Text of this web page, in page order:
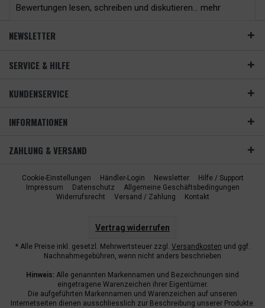
Bewertungen lesen, schreiben und diskutieren... mehr
NEWSLETTER
SERVICE & HILFE
KUNDENSERVICE
INFORMATIONEN
ZAHLUNG & VERSAND
Cookie-Einstellungen Händler-Login Newsletter
Hilfe / Support
Impressum
Datenschutz
Allgemeine Geschäftsbedingungen
Widerrufsrecht
Versand / Zahlung Kontakt
Vertrag widerrufen
* Alle Preise inkl. gesetzl. Mehrwertsteuer zzgl. Versandkosten und ggf.
Nachnahmegebühren, wenn nicht anders beschrieben
Hinweis: Alle genannten Markennamen und Bezeichnungen sind
eingetragene Warenzeichen ihrer Eigentümer.
Die aufgeführten Markennamen und Warenzeichen auf unseren
Internetseiten dienen ausschliesslich zur Beschreibung unserer Produkte.